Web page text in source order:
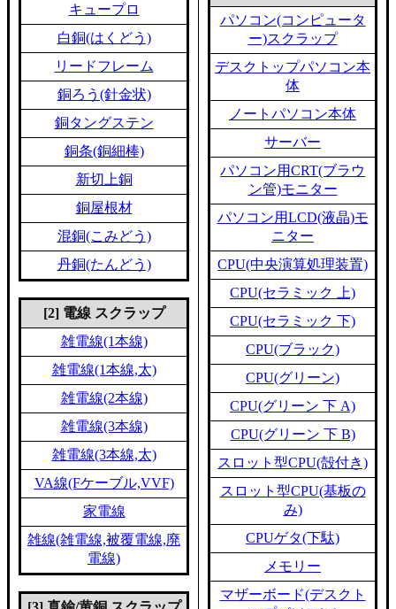
キュープロ
白銅(はくどう)
リードフレーム
銅ろう(針金状)
銅タングステン
銅条(銅細棒)
新切上銅
銅屋根材
混銅(こみどう)
丹銅(たんどう)
[2] 電線 スクラップ
雑電線(1本線)
雑電線(1本線,太)
雑電線(2本線)
雑電線(3本線)
雑電線(3本線,太)
VA線(Fケーブル,VVF)
家電線
雑線(雑電線,被覆電線,廃
電線)
パソコン(コンピュータ
ー)スクラップ
デスクトップパソコン本
体
ノートパソコン本体
サーバー
パソコン用CRT(ブラウ
ン管)モニター
パソコン用LCD(液晶)モ
ニター
CPU(中央演算処理装置)
CPU(セラミック 上)
CPU(セラミック 下)
CPU(ブラック)
CPU(グリーン)
CPU(グリーン 下 A)
CPU(グリーン 下 B)
スロット型CPU(殻付き)
スロット型CPU(基板の
み)
CPUゲタ(下駄)
メモリー
マザーボード(デスクト